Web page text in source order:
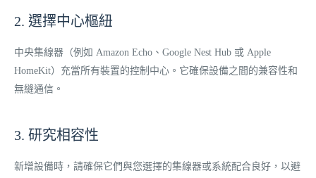
2. 選擇中心樞紐
中央集線器（例如 Amazon Echo、Google Nest Hub 或 Apple
HomeKit）充當所有裝置的控制中心。它確保設備之間的兼容性和
無縫通信。
3. 研究相容性
新增設備時，請確保它們與您選擇的集線器或系統配合良好，以避